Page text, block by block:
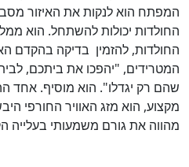
המפתח הוא לנקות את האיזור
החולדות יכולות להשתחל. הוא
החולדות, להזמין בדיקה בהקדם
המטרידים, "יהפכו את ביתכם,
שהם רק יגדלו". הוא מוסיף. אחד
מקצוע, הוא מזג האוויר החורפי
מהווה את גורם משמעותי בעלייה